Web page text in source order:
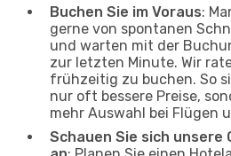
Buchen Sie im Voraus:
gerne von spontanen
und warten mit der
zur letzten Minute. Wir
frühzeitig zu buchen. So
nur oft bessere Preise,
mehr Auswahl bei Flügen
Schauen Sie sich